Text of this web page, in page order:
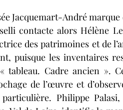
Jacquemart-André
contacte alors Hélène
des patrimoines et de
puisque les inventaires
tableau. Cadre ancien ».
de l’œuvre et
Philippe